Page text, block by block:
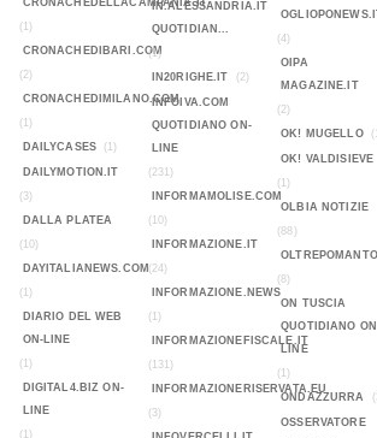
CRONACHEDELLACAMPANIA.IT
(1)
CRONACHEDIBARI.COM
(2)
CRONACHEDIMILANO.COM
(1)
DAILYCASES
(1)
DAILYMOTION.IT
(3)
DALLA PLATEA
(10)
DAYITALIANEWS.COM
(1)
DIARIO DEL WEB
ON-LINE
(1)
DIGITAL4.BIZ ON-
LINE
(1)
IN.ALESSANDRIA.IT
QUOTIDIAN...
(1)
IN20RIGHE.IT
(2)
INFOIVA.COM
QUOTIDIANO ON-
LINE
(231)
INFORMAMOLISE.COM
(10)
INFORMAZIONE.IT
(24)
INFORMAZIONE.NEWS
(1)
INFORMAZIONEFISCALE.IT
(131)
INFORMAZIONERISERVATA.EU
(3)
(4)
OIPA
MAGAZINE.IT
(2)
OK! MUGELLO
OK! VALDISIEVE
(1)
OLBIA NOTIZIE
(88)
(8)
ON TUSCIA
QUOTIDIANO
LINE
(1)
ONDAZZURRA
OSSERVATORE